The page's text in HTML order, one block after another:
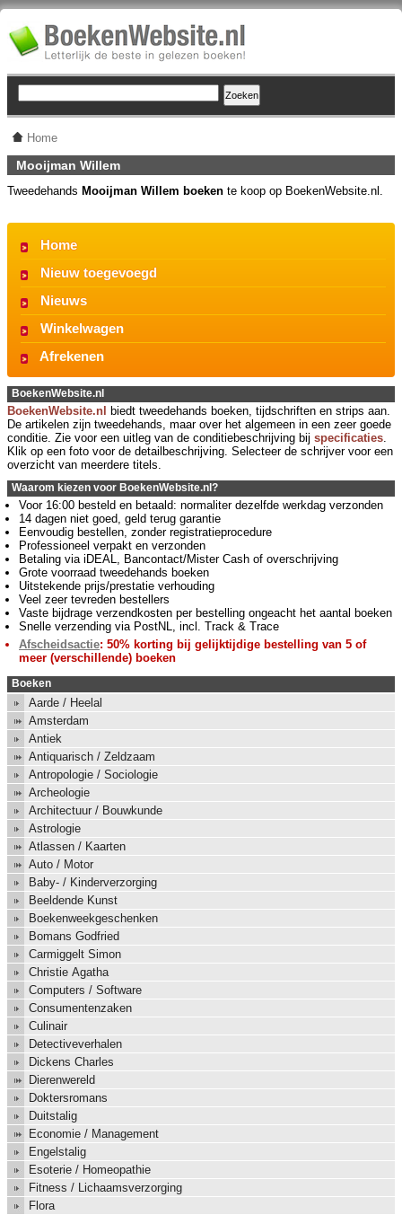
Home
Mooijman Willem
Tweedehands Mooijman Willem boeken te koop op BoekenWebsite.nl.
Home
Nieuw toegevoegd
Nieuws
Winkelwagen
Afrekenen
BoekenWebsite.nl
BoekenWebsite.nl
biedt tweedehands boeken, tijdschriften en strips aan.
De artikelen zijn tweedehands, maar over het algemeen in een zeer goede
conditie. Zie voor een uitleg van de conditiebeschrijving bij specificaties.
Klik op een foto voor de detailbeschrijving. Selecteer de schrijver voor een
overzicht van meerdere titels.
Waarom kiezen voor BoekenWebsite.nl?
Voor 16:00 besteld en betaald: normaliter dezelfde werkdag verzonden
14 dagen niet goed, geld terug garantie
Eenvoudig bestellen, zonder registratieprocedure
Professioneel verpakt en verzonden
Betaling via iDEAL, Bancontact/Mister Cash of overschrijving
Grote voorraad tweedehands boeken
Uitstekende prijs/prestatie verhouding
Veel zeer tevreden bestellers
Vaste bijdrage verzendkosten per bestelling ongeacht het aantal boeken
Snelle verzending via PostNL, incl. Track & Trace
Afscheidsactie: 50% korting bij gelijktijdige bestelling van 5 of
meer (verschillende) boeken
Boeken
Aarde / Heelal
Amsterdam
Antiek
Antiquarisch / Zeldzaam
Antropologie / Sociologie
Archeologie
Architectuur / Bouwkunde
Astrologie
Atlassen / Kaarten
Auto / Motor
Baby- / Kinderverzorging
Beeldende Kunst
Boekenweekgeschenken
Bomans Godfried
Carmiggelt Simon
Christie Agatha
Computers / Software
Consumentenzaken
Culinair
Detectiveverhalen
Dickens Charles
Dierenwereld
Doktersromans
Duitstalig
Economie / Management
Engelstalig
Esoterie / Homeopathie
Fitness / Lichaamsverzorging
Flora